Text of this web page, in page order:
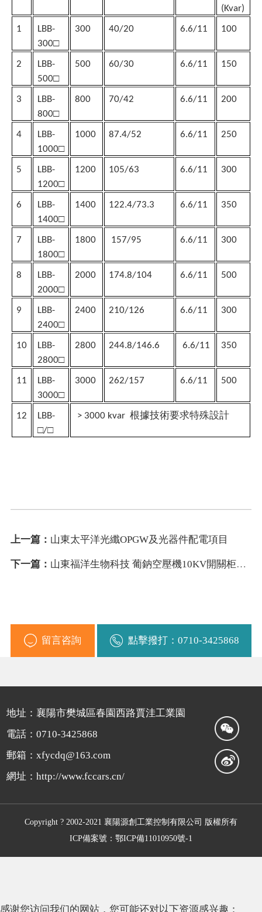
(Kvar)
1
LBB-
300□
300 40/20 6.6/11 100
2
LBB-
500□
500 60/30 6.6/11 150
3
LBB-
800□
800 70/42 6.6/11 200
4
LBB-
1000□
1000 87.4/52 6.6/11 250
5
LBB-
1200□
1200 105/63 6.6/11 300
6
LBB-
1400□
1400 122.4/73.3 6.6/11 350
7
LBB-
1800□
1800 157/95 6.6/11 300
8
LBB-
2000□
2000 174.8/104 6.6/11 500
9
LBB-
2400□
2400 210/126 6.6/11 300
10
LBB-
2800□
2800 244.8/146.6 6.6/11 350
11
LBB-
3000□
3000 262/157 6.6/11 500
12 LBB-
□/□
> 3000 kvar 根據技術要求特殊設計
上一篇： 山東太平洋光纖OPGW及光器件配電項目
下一篇： 山東福洋生物科技 葡鈉空壓機10KV開關柜項目
留言咨詢 點擊撥打：0710-3425868
地址：襄陽市樊城區春園西路賈洼工業園
電話：0710-3425868
郵箱：xfycdq@163.com
網址：http://www.fccars.cn/
Copyright ? 2002-2021 襄陽源創工業控制有限公司 版權所有
ICP備案號：鄂ICP備11010950號-1
感谢您访问我们的网站，您可能还对以下资源感兴趣：